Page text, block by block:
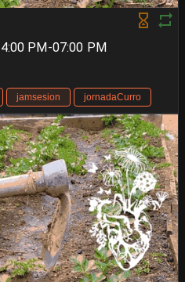
PM-07:00 PM
jamsesion jornadaCurro